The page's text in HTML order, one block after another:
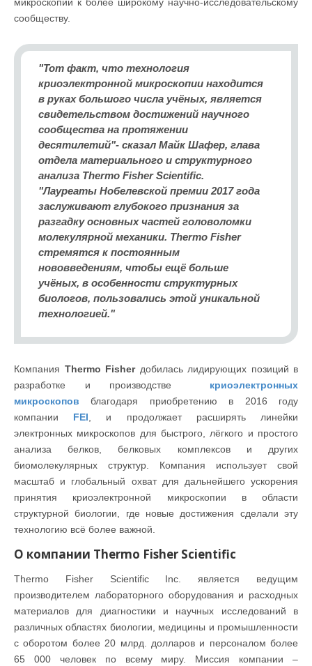
сообществу.
"Тот факт, что технология
криоэлектронной микроскопии находится
в руках большого числа учёных, является
свидетельством достижений научного
сообщества на протяжении
десятилетий"- сказал Майк Шафер, глава
отдела материального и структурного
анализа Thermo Fisher Scientific.
"Лауреаты Нобелевской премии 2017 года
заслуживают глубокого признания за
разгадку основных частей головоломки
молекулярной механики. Thermo Fisher
стремятся к постоянным
нововведениям, чтобы ещё больше
учёных, в особенности структурных
биологов, пользовались этой уникальной
технологией."
Компания Thermo Fisherдобилась лидирующих позиций в
разработке и производстве криоэлектронных
микроскопов благодаря приобретению в 2016 году
компании FEI , и продолжает расширять линейки
электронных микроскопов для быстрого, лёгкого и простого
анализа белков, белковых комплексов и других
биомолекулярных структур. Компания использует свой
масштаб и глобальный охват для дальнейшего ускорения
принятия криоэлектронной микроскопии в области
структурной биологии, где новые достижения сделали эту
технологию всё более важной.
О компании Thermo Fisher Scientific
Thermo Fisher Scientific Inc. является ведущим
производителем лабораторного оборудования и расходных
материалов для диагностики и научных исследований в
различных областях биологии, медицины и промышленности
с оборотом более 20 млрд. долларов и персоналом более
65 000 человек по всему миру. Миссия компании –